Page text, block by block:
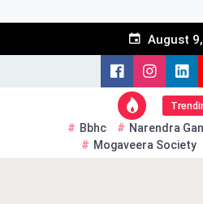
August
Bbhc Narendra
Mogaveera Society